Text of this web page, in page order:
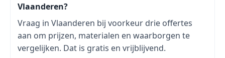
Vlaanderen?
Vraag in Vlaanderen bij voorkeur drie offertes
aan om prijzen, materialen en waarborgen te
vergelijken. Dat is gratis en vrijblijvend.